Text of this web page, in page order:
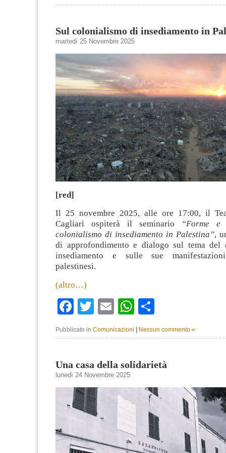
Sul colonialismo di insediamento in
martedì 25 Novembre 2025
[red]
Il 25 novembre 2025, alle ore 17:00, il
Cagliari ospiterà il seminario
“Forme e
colonialismo di insediamento in Palestina”,
di approfondimento e dialogo sul tema del
insediamento e sulle sue
palestinesi.
(altro…)
Facebook
TwitterEmailWhatsApp
Pubblicato in Comunicazioni | Nessun commento »
Una casa della solidarietà
lunedì 24 Novembre 2025